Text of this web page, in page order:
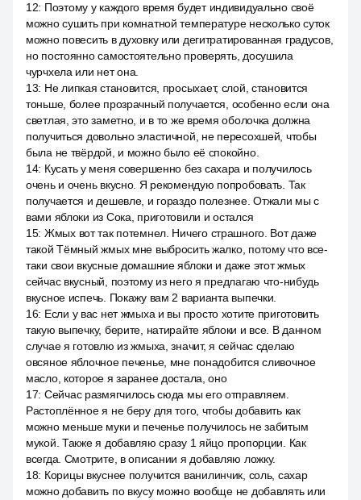
12: Поэтому у каждого время будет индивидуально своё
можно сушить при комнатной температуре несколько суток
можно повесить в духовку или дегитратированная градусов,
но постоянно самостоятельно проверять, досушила
чурчхела или нет она.
13: Не липкая становится, просыхает, слой, становится
тоньше, более прозрачный получается, особенно если она
светлая, это заметно, и в то же время оболочка должна
получиться довольно эластичной, не пересохшей, чтобы
была не твёрдой, и можно было её спокойно.
14: Кусать у меня совершенно без сахара и получилось
очень и очень вкусно. Я рекомендую попробовать. Так
получается и дешевле, и гораздо полезнее. Отжали мы с
вами яблоки из Сока, приготовили и остался
15: Жмых вот так потемнел. Ничего страшного. Вот даже
такой Тёмный жмых мне выбросить жалко, потому что все-
таки свои вкусные домашние яблоки и даже этот жмых
сейчас вкусный, поэтому из него я предлагаю что-нибудь
вкусное испечь. Покажу вам 2 варианта выпечки.
16: Если у вас нет жмыха и вы просто хотите приготовить
такую выпечку, берите, натирайте яблоки и все. В данном
случае я готовлю из жмыха, значит, я сейчас сделаю
овсяное яблочное печенье, мне понадобится сливочное
масло, которое я заранее достала, оно
17: Сейчас размягчилось сюда мы его отправляем.
Растоплённое я не беру для того, чтобы добавить как
можно меньше муки и печенье получилось не забитым
мукой. Также я добавляю сразу 1 яйцо пропорции. Как
всегда. Смотрите, в описании я добавляю ложку.
18: Корицы вкуснее получится ванилинчик, соль, сахар
можно добавить по вкусу можно вообще не добавлять или